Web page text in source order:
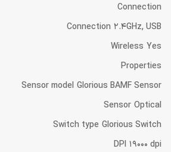
Connection
Connection 2.4GHz, USB
Wireless Yes
Properties
Sensor model Glorious BAMF Sensor
Sensor Optical
Switch type Glorious Switch
DPI 19000 dpi